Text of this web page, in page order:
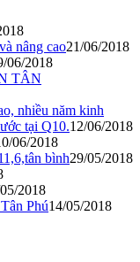
nâng cao21/06/2018
06/2018
TÂN
nhiều năm kinh
tại Q10.12/06/2018
06/2018
bình29/05/2018
2018
Phú14/05/2018